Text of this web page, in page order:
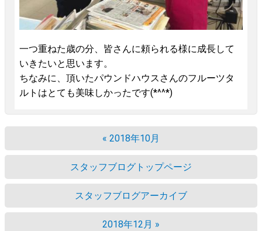
一つ重ねた歳の分、皆さんに頼られる様に成長して
いきたいと思います。
ちなみに、頂いたパウンドハウスさんのフルーツタ
ルトはとても美味しかったです(*^^*)
« 2018年10月
スタッフブログトップページ
スタッフブログアーカイブ
2018年12月 »